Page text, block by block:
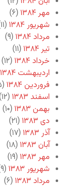
مهر ۱۳۸۴
(۶)
شهریور ۱۳۸۴
(۱۱)
مرداد ۱۳۸۴
(۹)
تیر ۱۳۸۴
(۱۱)
خرداد ۱۳۸۴
(۱۲)
اردیبهشت ۱۳۸۴
فروردین ۱۳۸۴
(۱۵)
اسفند ۱۳۸۳
(۱۲)
بهمن ۱۳۸۳
(۱۰)
دی ۱۳۸۳
(۲۱)
آذر ۱۳۸۳
(۱۷)
آبان ۱۳۸۳
(۱۸)
مهر ۱۳۸۳
(۱۹)
شهریور ۱۳۸۳
(۹)
مرداد ۱۳۸۳
(۶)